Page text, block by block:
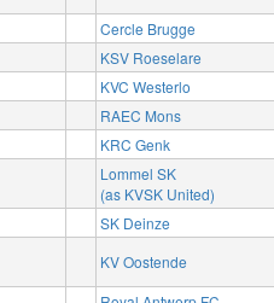
Cercle Brugge
KSV Roeselare
KVC Westerlo
RAEC Mons
KRC Genk
Lommel SK
(as KVSK United)
SK Deinze
KV Oostende